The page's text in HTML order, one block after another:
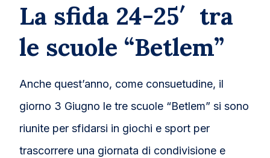
La sfida 24-25′ tra
le scuole “Betlem”
Anche quest’anno, come consuetudine, il
giorno 3 Giugno le tre scuole “Betlem” si sono
riunite per sfidarsi in giochi e sport per
trascorrere una giornata di condivisione e